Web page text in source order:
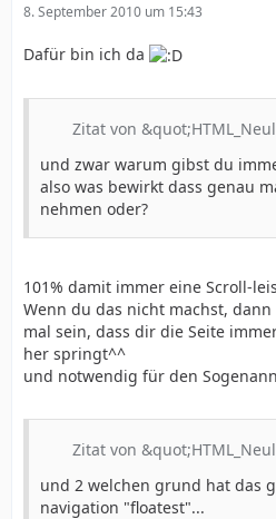
8. September 2010 um 15:43
Dafür bin ich da
Zitat von
und zwar warum gibst du
also was bewirkt dass genau
nehmen oder?
101% damit immer eine Scroll-
Wenn du das nicht machst,
mal sein, dass dir die Seite
her springt^^
und notwendig für den
Zitat von
und 2 welchen grund hat das
navigation "floatest"...